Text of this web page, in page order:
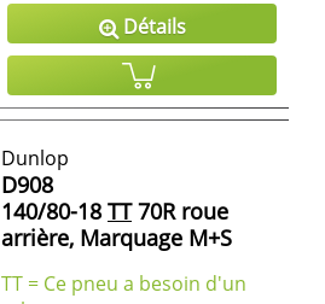
Détails
Dunlop
D908
140/80-18 TT70R roue
arrière, Marquage M+S
TT = Ce pneu a besoin d'un